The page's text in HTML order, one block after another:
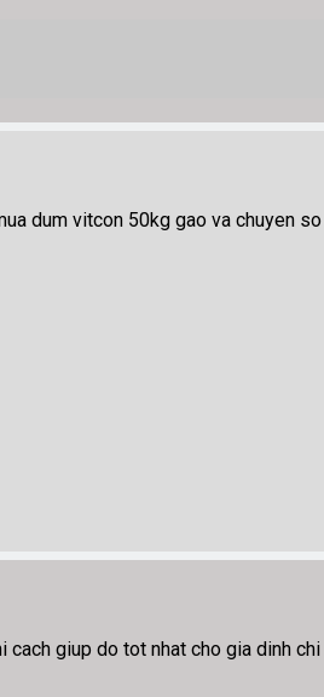
dum vitcon 50kg gao va chuyen
Thanks @ chi
giup do tot nhat cho gia dinh chi